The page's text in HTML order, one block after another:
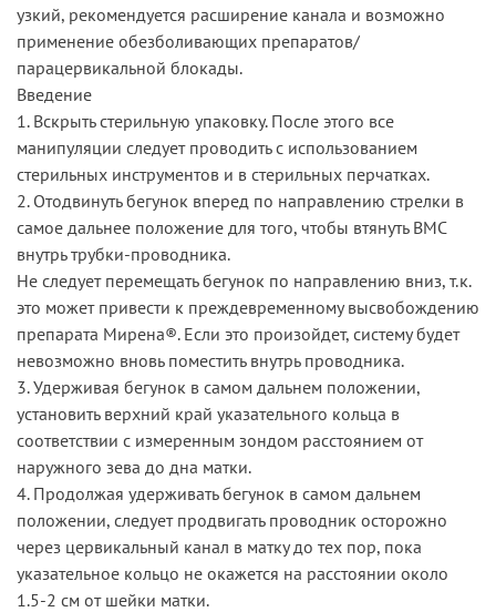
узкий, рекомендуется расширение канала и возможно
применение обезболивающих препаратов/
парацервикальной блокады.
Введение
1. Вскрыть стерильную упаковку. После этого все
манипуляции следует проводить с использованием
стерильных инструментов и в стерильных перчатках.
2. Отодвинуть бегунок вперед по направлению стрелки в
самое дальнее положение для того, чтобы втянуть ВМС
внутрь трубки-проводника.
Не следует перемещать бегунок по направлению вниз, т.к.
это может привести к преждевременному высвобождению
препарата Мирена®. Если это произойдет, систему будет
невозможно вновь поместить внутрь проводника.
3. Удерживая бегунок в самом дальнем положении,
установить верхний край указательного кольца в
соответствии с измеренным зондом расстоянием от
наружного зева до дна матки.
4. Продолжая удерживать бегунок в самом дальнем
положении, следует продвигать проводник осторожно
через цервикальный канал в матку до тех пор, пока
указательное кольцо не окажется на расстоянии около
1.5-2 см от шейки матки.